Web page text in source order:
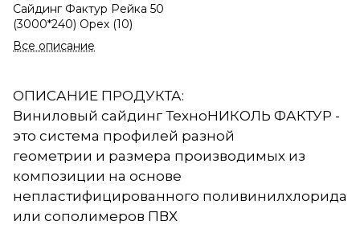
Сайдинг Фактур Рейка 50
(3000*240) Орех (10)
Все описание
ОПИСАНИЕ ПРОДУКТА:
Виниловый сайдинг ТехноНИКОЛЬ ФАКТУР -
это система профилей разной
геометрии и размера производимых из
композиции на основе
непластифицированного поливинилхлорида
или сополимеров ПВХ